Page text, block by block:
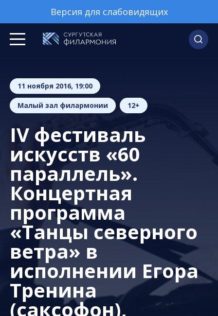
Версия для слабовидящих
11 ноября 2016, 19:00
Малый зал филармонии 12+
IV фестиваль
искусств «60
параллель».
Концертная
программа
«Танцы северного
ветра» в
исполнении Егора
Тренина
(саксофон),